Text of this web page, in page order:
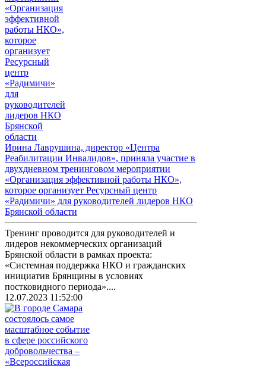
Ирина Лаврушина, директор «Центра
Реабилитации Инвалидов», приняла участие в
двухдневном тренинговом мероприятии
«Организация эффективной работы НКО»,
которое организует Ресурсный центр
«Радимичи» для руководителей лидеров НКО
Брянской области
Тренинг проводится для руководителей и
лидеров некоммерческих организаций
Брянской области в рамках проекта:
«Системная поддержка НКО и гражданских
инициатив Брянщины в условиях
постковидного периода»....
12.07.2023 11:52:00